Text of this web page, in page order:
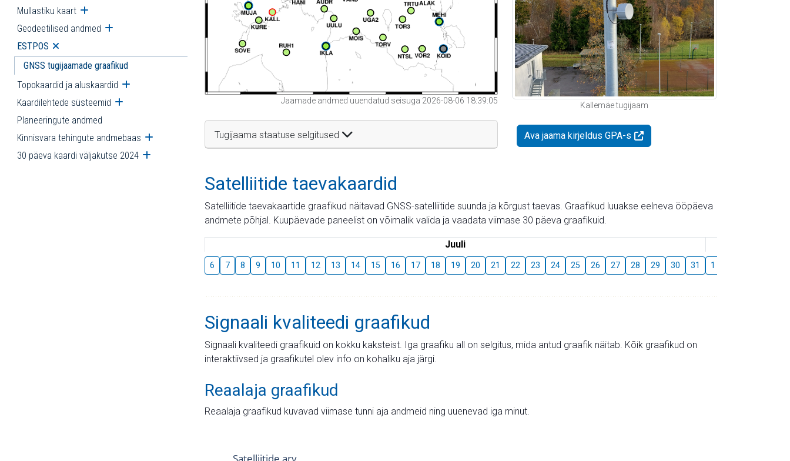
Mullastiku kaart Ava alammenüü
Geodeetilised andmed Ava alammenüü
ESTPOS Ava alammenüü
GNSS tugijaamade graafikud
Topokaardid ja aluskaardid Ava alammenüü
Kaardilehtede süsteemid Ava alammenüü
Planeeringute andmed
Kinnisvara tehingute andmebaas Ava alammenüü
30 päeva kaardi väljakutse 2024 Ava alammenüü
Jaamade andmed uuendatud seisuga 2026-08-06 18:39:05
Tugijaama staatuse selgitused
Kallemäe tugijaam
Ava jaama kirjeldus GPA-s
Satelliitide taevakaardid
Satelliitide taevakaartide graafikud näitavad GNSS-satelliitide suunda ja kõrgust taevas. Graafikud luuakse eelneva ööpäeva
andmete põhjal. Kuupäevade paneelist on võimalik valida ja vaadata viimase 30 päeva graafikuid.
Juuli
6 7 8 9 10 11 12 13 14 15 16 17 18 19 20 21 22 23 24 25 26 27 28 29 30 31 1
Signaali kvaliteedi graafikud
Signaali kvaliteedi graafikuid on kokku kaksteist. Iga graafiku all on selgitus, mida antud graafik näitab. Kõik graafikud on
interaktiivsed ja graafikutel olev info on kohaliku aja järgi.
Reaalaja graafikud
Reaalaja graafikud kuvavad viimase tunni aja andmeid ning uuenevad iga minut.